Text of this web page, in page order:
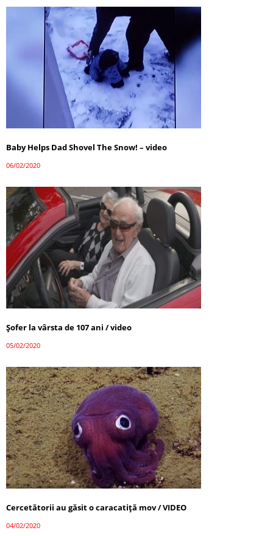
Baby Helps Dad Shovel The Snow! – video
06/02/2020
Șofer la vârsta de 107 ani / video
05/02/2020
Cercetătorii au găsit o caracatiţă mov / VIDEO
04/02/2020